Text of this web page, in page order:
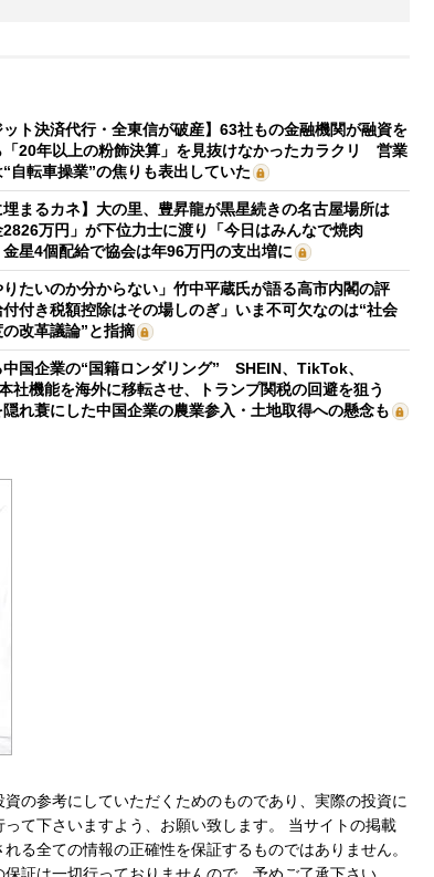
ット決済代行・全東信が破産】63社もの金融機関が融資を
「20年以上の粉飾決算」を見抜けなかったカラクリ 営業
自転車操業”の焦りも表出していた
埋まるカネ】大の里、豊昇龍が黒星続きの名古屋場所は
2826万円」が下位力士に渡り「今日はみんなで焼肉
星4個配給で協会は年96万円の支出増に
りたいのか分からない」竹中平蔵氏が語る高市内閣の評
付き税額控除はその場しのぎ」いま不可欠なのは“社会
改革議論”と指摘
国企業の“国籍ロンダリング” SHEIN、TikTok、
社機能を海外に移転させ、トランプ関税の回避を狙う
れ蓑にした中国企業の農業参入・土地取得への懸念も
の参考にしていただくためのものであり、実際の投資に
て下さいますよう、お願い致します。 当サイトの掲載
る全ての情報の正確性を保証するものではありません。
証は一切行っておりませんので、予めご了承下さい。